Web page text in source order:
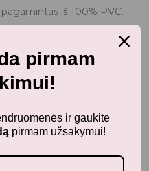
iš 100% PVC.
pirmam
ir gaukite
pirmam užsakymui!